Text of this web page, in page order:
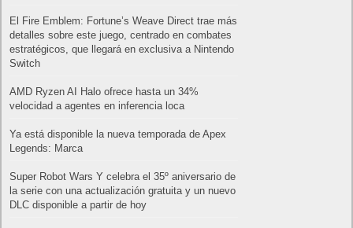
El Fire Emblem: Fortune’s Weave Direct trae más
detalles sobre este juego, centrado en combates
estratégicos, que llegará en exclusiva a Nintendo
Switch
AMD Ryzen AI Halo ofrece hasta un 34%
velocidad a agentes en inferencia loca
Ya está disponible la nueva temporada de Apex
Legends: Marca
Super Robot Wars Y celebra el 35º aniversario de
la serie con una actualización gratuita y un nuevo
DLC disponible a partir de hoy